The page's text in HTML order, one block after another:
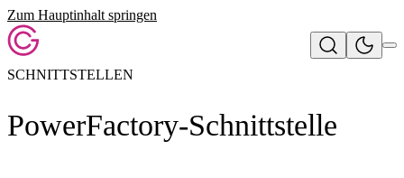
Zum Hauptinhalt springen
SCHNITTSTELLEN
PowerFactory-Schnittstelle